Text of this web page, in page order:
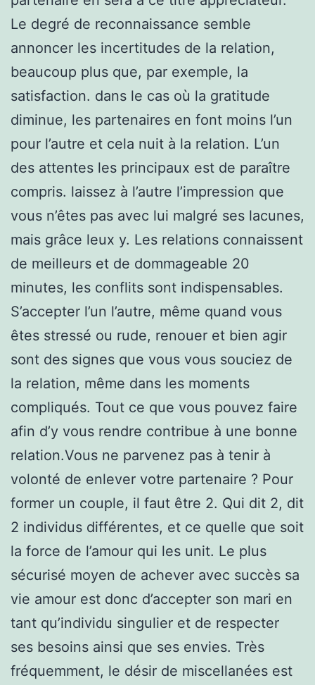
Le degré de reconnaissance semble
annoncer les incertitudes de la relation,
beaucoup plus que, par exemple, la
satisfaction. dans le cas où la gratitude
diminue, les partenaires en font moins l’un
pour l’autre et cela nuit à la relation. L’un
des attentes les principaux est de paraître
compris. laissez à l’autre l’impression que
vous n’êtes pas avec lui malgré ses lacunes,
mais grâce leux y. Les relations connaissent
de meilleurs et de dommageable 20
minutes, les conflits sont indispensables.
S’accepter l’un l’autre, même quand vous
êtes stressé ou rude, renouer et bien agir
sont des signes que vous vous souciez de
la relation, même dans les moments
compliqués. Tout ce que vous pouvez faire
afin d’y vous rendre contribue à une bonne
relation.Vous ne parvenez pas à tenir à
volonté de enlever votre partenaire ? Pour
former un couple, il faut être 2. Qui dit 2, dit
2 individus différentes, et ce quelle que soit
la force de l’amour qui les unit. Le plus
sécurisé moyen de achever avec succès sa
vie amour est donc d’accepter son mari en
tant qu’individu singulier et de respecter
ses besoins ainsi que ses envies. Très
fréquemment, le désir de miscellanées est